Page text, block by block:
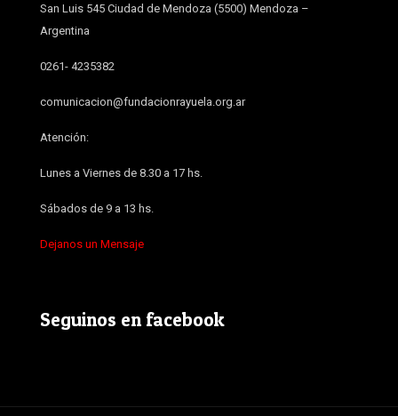
San Luis 545 Ciudad de Mendoza (5500) Mendoza –
Argentina
0261- 4235382
comunicacion@fundacionrayuela.org.ar
Atención:
Lunes a Viernes de 8.30 a 17 hs.
Sábados de 9 a 13 hs.
Dejanos un Mensaje
Seguinos en facebook